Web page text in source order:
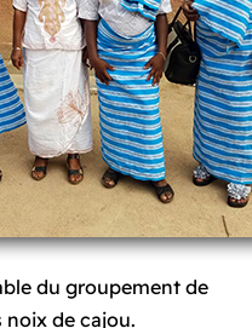
du groupement de
de cajou.